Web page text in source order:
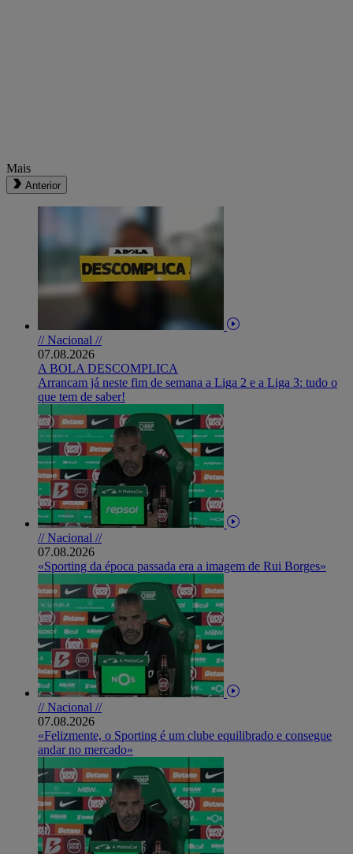
Mais
Anterior
// Nacional //
07.08.2026
A BOLA DESCOMPLICA
Arrancam já neste fim de semana a Liga 2 e a Liga 3: tudo o
que tem de saber!
// Nacional //
07.08.2026
«Sporting da época passada era a imagem de Rui Borges»
// Nacional //
07.08.2026
«Felizmente, o Sporting é um clube equilibrado e consegue
andar no mercado»